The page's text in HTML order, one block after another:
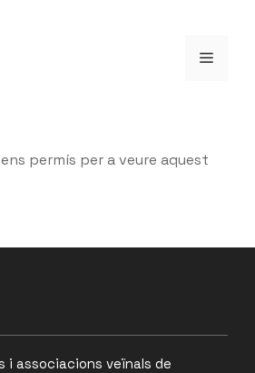
Menú
permís per a veure aquest
i associacions veïnals de